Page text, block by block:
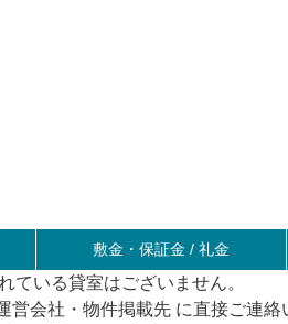
敷金・保証金 / 礼金
ている貸室はございません。
会社・物件掲載先 に直接ご連絡